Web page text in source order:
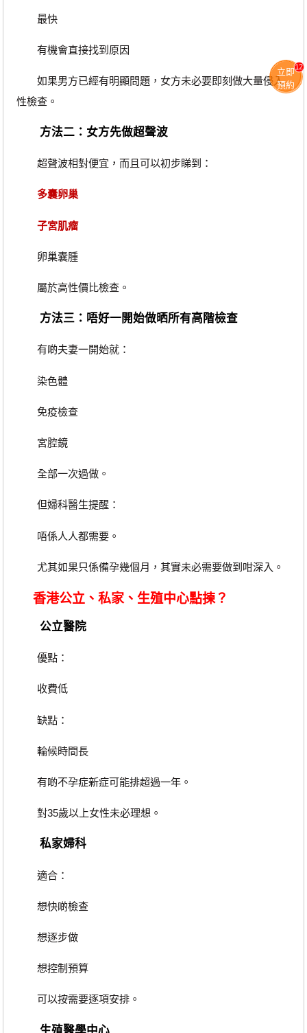
最快
有機會直接找到原因
如果男方已經有明顯問題，女方未必要即刻做大量侵入
性檢查。
方法二：女方先做超聲波
超聲波相對便宜，而且可以初步睇到：
多囊卵巢
子宮肌瘤
卵巢囊腫
屬於高性價比檢查。
方法三：唔好一開始做晒所有高階檢查
有啲夫妻一開始就：
染色體
免疫檢查
宮腔鏡
全部一次過做。
但婦科醫生提醒：
唔係人人都需要。
尤其如果只係備孕幾個月，其實未必需要做到咁深入。
香港公立、私家、生殖中心點揀？
公立醫院
優點：
收費低
缺點：
輪候時間長
有啲不孕症新症可能排超過一年。
對35歲以上女性未必理想。
私家婦科
適合：
想快啲檢查
想逐步做
想控制預算
可以按需要逐項安排。
生殖醫學中心
立即
預約
12